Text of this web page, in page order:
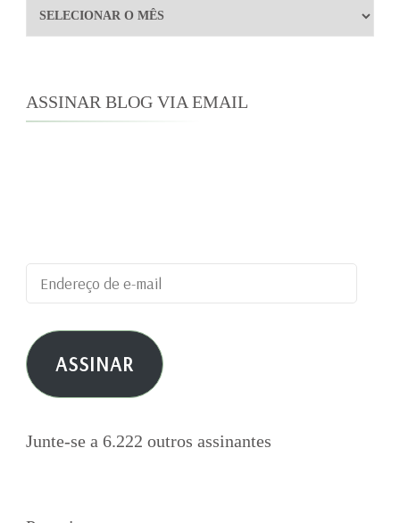
Arquivos
ASSINAR BLOG VIA EMAIL
Endereço
de
e-
mail ASSINAR
Junte-se a 6.222 outros assinantes